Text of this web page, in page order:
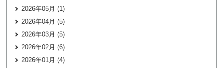
2026年05月 (1)
2026年04月 (5)
2026年03月 (5)
2026年02月 (6)
2026年01月 (4)